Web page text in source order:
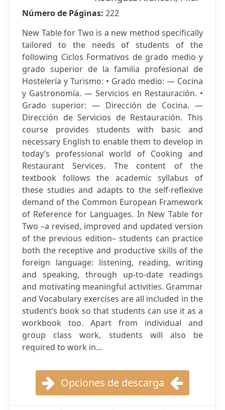
Número de Páginas: 222
New Table for Two is a new method specifically
tailored to the needs of students of the
following Ciclos Formativos de grado medio y
grado superior de la familia profesional de
Hostelería y Turismo: • Grado medio: — Cocina
y Gastronomía. — Servicios en Restauración. •
Grado superior: — Dirección de Cocina. —
Dirección de Servicios de Restauración. This
course provides students with basic and
necessary English to enable them to develop in
today’s professional world of Cooking and
Restaurant Services. The content of the
textbook follows the academic syllabus of
these studies and adapts to the self-reflexive
demand of the Common European Framework
of Reference for Languages. In New Table for
Two –a revised, improved and updated version
of the previous edition– students can practice
both the receptive and productive skills of the
foreign language: listening, reading, writing
and speaking, through up-to-date readings
and motivating meaningful activities. Grammar
and Vocabulary exercises are all included in the
student’s book so that students can use it as a
workbook too. Apart from individual and
group class work, students will also be
required to work in...
Opciones de descarga